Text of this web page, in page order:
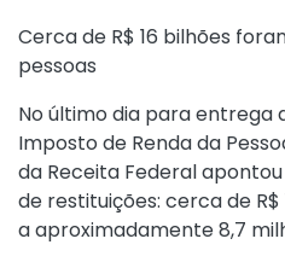
Cerca de R$ 16 bilhões
pessoas
No último dia para entrega
Imposto de Renda da
da Receita Federal
de restituições: cerca de
a aproximadamente 8,7